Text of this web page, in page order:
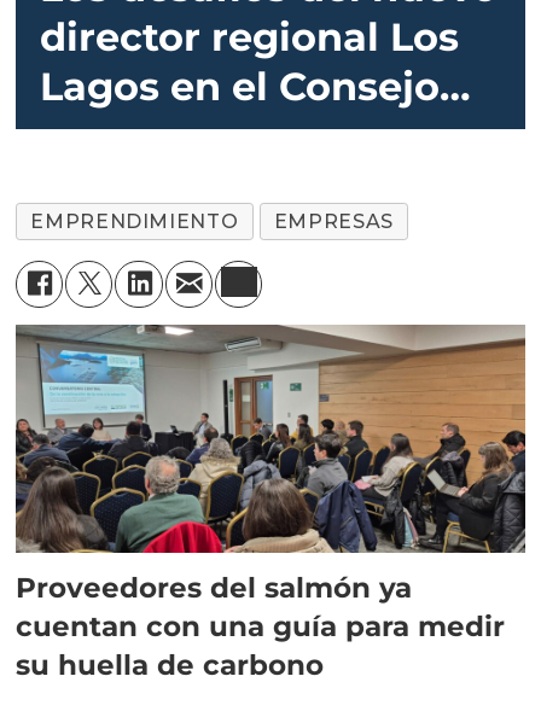
director regional Los
Lagos en el Consejo
del Salmón
EMPRENDIMIENTO EMPRESAS
Proveedores del salmón ya
cuentan con una guía para medir
su huella de carbono